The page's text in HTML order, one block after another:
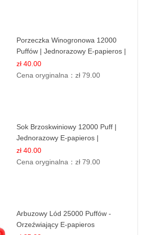
Porzeczka Winogronowa 12000
Puffów | Jednorazowy E-papieros |
Owocowy Miks
zł 40.00
Cena oryginalna：zł 79.00
Sok Brzoskwiniowy 12000 Puff |
Jednorazowy E-papieros |
Owocowy Smak
zł 40.00
Cena oryginalna：zł 79.00
Arbuzowy Lód 25000 Puffów -
Orzeźwiający E-papieros